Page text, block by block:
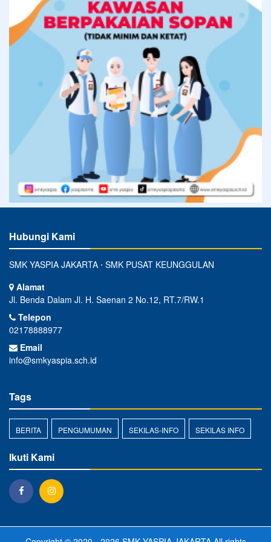
Hubungi Kami
SMK YASPIA JAKARTA ⋅ SMK PUSAT KEUNGGULAN
Alamat
Jl. Benda Dalam Jl. H. Saenan 2 No.12, RT.7/RW.1
Telepon
02178888977
Email
info@smkyaspia.sch.id
Tags
BERITA PENGUMUMAN SEKILAS-INFO SEKILAS INFO
Ikuti Kami